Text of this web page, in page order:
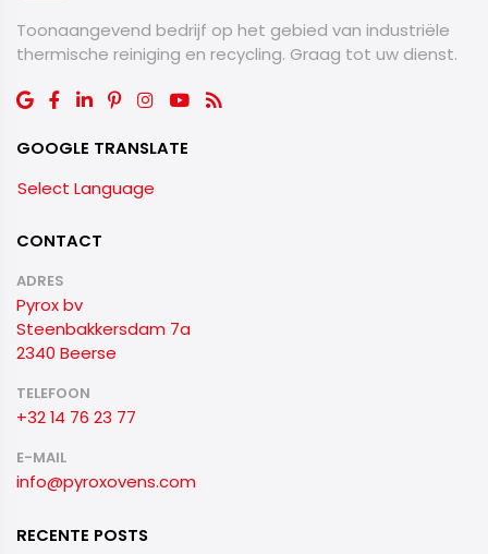
Toonaangevend bedrijf op het gebied van industriële
thermische reiniging en recycling. Graag tot uw dienst.
GOOGLE TRANSLATE
Select Language
CONTACT
ADRES
Pyrox bv
Steenbakkersdam 7a
2340 Beerse
TELEFOON
+32 14 76 23 77
E-MAIL
info@pyroxovens.com
RECENTE POSTS